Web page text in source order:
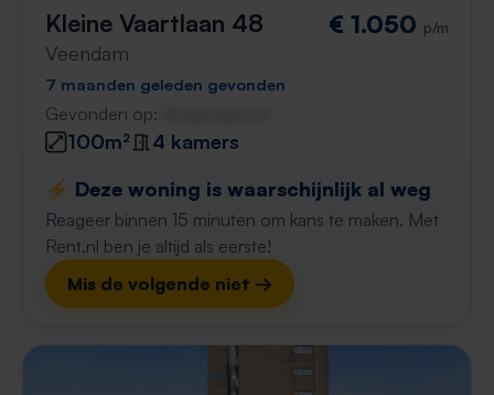
Kleine Vaartlaan 48
Veendam
€ 1.050 p/m
7 maanden geleden gevonden
Gevonden op:
100m²
4 kamers
⚡️ Deze woning is waarschijnlijk al weg
Reageer binnen 15 minuten om kans te maken. Met
Rent.nl ben je altijd als eerste!
Mis de volgende niet →